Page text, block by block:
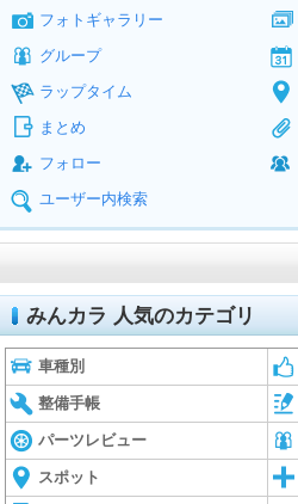
フォトギャラリー
グループ
ラップタイム
まとめ
フォロー
ユーザー内検索
みんカラ 人気のカテゴリ
車種別
整備手帳
パーツレビュー
スポット